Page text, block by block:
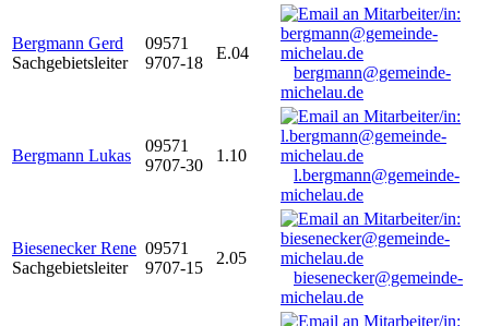
Bergmann Gerd
Sachgebietsleiter
09571
9707-18
E.04
bergmann@gemeinde-
michelau.de
Bergmann Lukas
09571
9707-30
1.10
l.bergmann@gemeinde-
michelau.de
Biesenecker Rene
Sachgebietsleiter
09571
9707-15
2.05
biesenecker@gemeinde-
michelau.de